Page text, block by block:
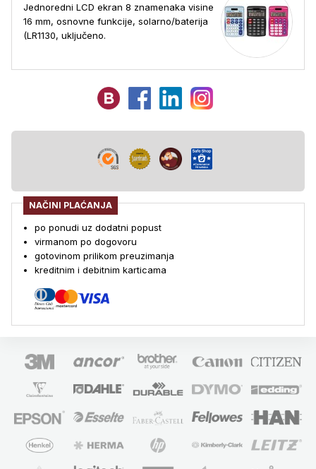
Jednoredni LCD ekran 8 znamenaka visine
16 mm, osnovne funkcije, solarno/baterija
(LR1130, uključeno.
NAČINI PLAĆANJA
po ponudi uz dodatni popust
virmanom po dogovoru
gotovinom prilikom preuzimanja
kreditnim i debitnim karticama